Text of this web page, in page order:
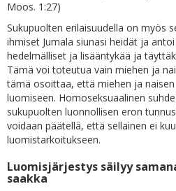
Moos. 1:27)
Sukupuolten erilaisuudella on myös
ihmiset Jumala siunasi heidät ja
hedelmälliset ja lisääntykää ja
Tämä voi toteutua vain miehen ja
tämä osoittaa, että miehen ja
luomiseen. Homoseksuaalinen
sukupuolten luonnollisen eron
voidaan päätellä, että sellainen ei
luomistarkoitukseen.
Luomisjärjestys säilyy
saakka